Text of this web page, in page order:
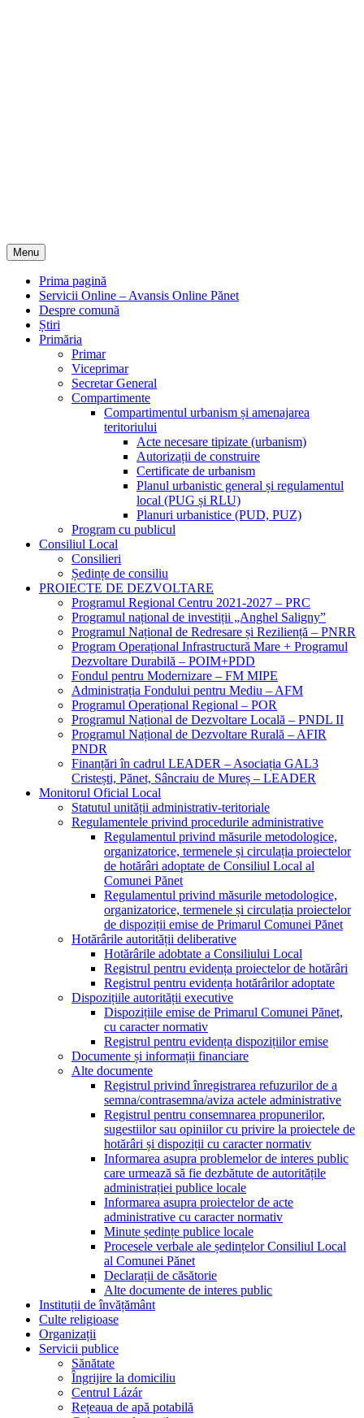
Menu
Prima pagină
Servicii Online – Avansis Online Pănet
Despre comună
Știri
Primăria
Primar
Viceprimar
Secretar General
Compartimente
Compartimentul urbanism și amenajarea
teritoriului
Acte necesare tipizate (urbanism)
Autorizații de construire
Certificate de urbanism
Planul urbanistic general și regulamentul
local (PUG și RLU)
Planuri urbanistice (PUD, PUZ)
Program cu publicul
Consiliul Local
Consilieri
Ședințe de consiliu
PROIECTE DE DEZVOLTARE
Programul Regional Centru 2021-2027 – PRC
Programul național de investiții „Anghel Saligny”
Programul Național de Redresare și Reziliență – PNRR
Program Operațional Infrastructură Mare + Programul
Dezvoltare Durabilă – POIM+PDD
Fondul pentru Modernizare – FM MIPE
Administrația Fondului pentru Mediu – AFM
Programul Operațional Regional – POR
Programul Național de Dezvoltare Locală – PNDL II
Programul Național de Dezvoltare Rurală – AFIR
PNDR
Finanțări în cadrul LEADER – Asociația GAL3
Cristești, Pănet, Sâncraiu de Mureș – LEADER
Monitorul Oficial Local
Statutul unității administrativ-teritoriale
Regulamentele privind procedurile administrative
Regulamentul privind măsurile metodologice,
organizatorice, termenele și circulația proiectelor
de hotărâri adoptate de Consiliul Local al
Comunei Pănet
Regulamentul privind măsurile metodologice,
organizatorice, termenele și circulația proiectelor
de dispoziții emise de Primarul Comunei Pănet
Hotărârile autorității deliberative
Hotărârile adobtate a Consiliului Local
Registrul pentru evidența proiectelor de hotărâri
Registrul pentru evidența hotărârilor adoptate
Dispozițiile autorității executive
Dispozițiile emise de Primarul Comunei Pănet,
cu caracter normativ
Registrul pentru evidența dispozițiilor emise
Documente și informații financiare
Alte documente
Registrul privind înregistrarea refuzurilor de a
semna/contrasemna/aviza actele administrative
Registrul pentru consemnarea propunerilor,
sugestiilor sau opiniilor cu privire la proiectele de
hotărâri și dispoziții cu caracter normativ
Informarea asupra problemelor de interes public
care urmează să fie dezbătute de autoritățile
administrației publice locale
Informarea asupra proiectelor de acte
administrative cu caracter normativ
Minute ședințe publice locale
Procesele verbale ale ședințelor Consiliul Local
al Comunei Pănet
Declarații de căsătorie
Alte documente de interes public
Instituții de învățământ
Culte religioase
Organizații
Servicii publice
Sănătate
Îngrijire la domiciliu
Centrul Lázár
Rețeaua de apă potabilă